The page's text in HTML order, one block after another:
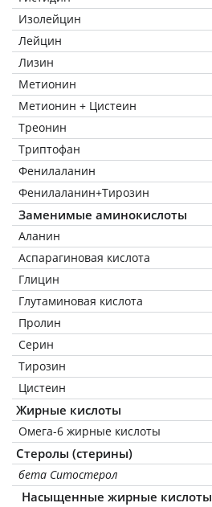
Изолейцин
Лейцин
Лизин
Метионин
Метионин + Цистеин
Треонин
Триптофан
Фенилаланин
Фенилаланин+Тирозин
Заменимые аминокислоты
Аланин
Аспарагиновая кислота
Глицин
Глутаминовая кислота
Пролин
Серин
Тирозин
Цистеин
Жирные кислоты
Омега-6 жирные кислоты
Стеролы (стерины)
бета Ситостерол
Насыщенные жирные кислоты